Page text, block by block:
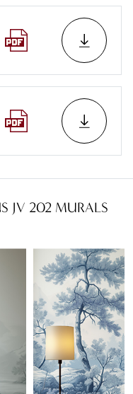
JV 202 MURALS